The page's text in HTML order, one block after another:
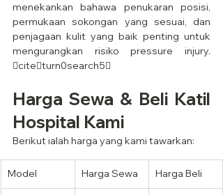
menekankan bahawa penukaran posisi,
permukaan sokongan yang sesuai, dan
penjagaan kulit yang baik penting untuk
mengurangkan risiko pressure injury.
citeturn0search5
Harga Sewa & Beli Katil
Hospital Kami
Berikut ialah harga yang kami tawarkan:
Model Harga Sewa Harga Beli